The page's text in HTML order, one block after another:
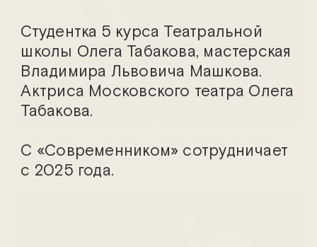
Студентка 5 курса Театральной
школы Олега Табакова, мастерская
Владимира Львовича Машкова.
Актриса Московского театра Олега
Табакова.
С «Современником» сотрудничает
с 2025 года.